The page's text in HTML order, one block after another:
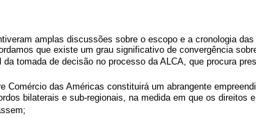
amplas discussões sobre o escopo e a cronologia
que existe um grau significativo de convergência
tomada de decisão no processo da ALCA, que procura
Comércio das Américas constituirá um abrangente
bilaterais e sub-regionais, na medida em que os